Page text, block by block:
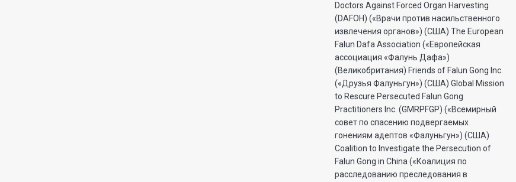
Doctors Against Forced Organ Harvesting
(DAFOH) («Врачи против насильственного
извлечения органов») (США) The European
Falun Dafa Association («Европейская
ассоциация «Фалунь Дафа»)
(Великобритания) Friends of Falun Gong Inc.
(«Друзья Фалуньгун») (США) Global Mission
to Rescure Persecuted Falun Gong
Practitioners Inc. (GMRPFGP) («Всемирный
совет по спасению подвергаемых
гонениям адептов «Фалуньгун») (США)
Coalition to Investigate the Persecution of
Falun Gong in China («Коалиция по
расследованию преследования в